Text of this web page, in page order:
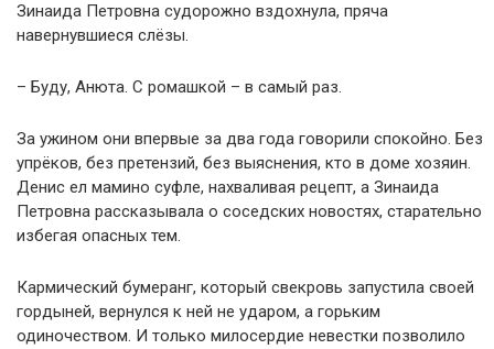
Зинаида Петровна судорожно вздохнула, пряча
навернувшиеся слёзы.
– Буду, Анюта. С ромашкой – в самый раз.
За ужином они впервые за два года говорили спокойно. Без
упрёков, без претензий, без выяснения, кто в доме хозяин.
Денис ел мамино суфле, нахваливая рецепт, а Зинаида
Петровна рассказывала о соседских новостях, старательно
избегая опасных тем.
Кармический бумеранг, который свекровь запустила своей
гордыней, вернулся к ней не ударом, а горьким
одиночеством. И только милосердие невестки позволило